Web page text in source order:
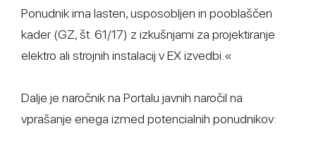
Ponudnik ima lasten, usposobljen in pooblaščen
kader (GZ, št. 61/17) z izkušnjami za projektiranje
elektro ali strojnih instalacij v EX izvedbi.«
Dalje je naročnik na Portalu javnih naročil na
vprašanje enega izmed potencialnih ponudnikov: